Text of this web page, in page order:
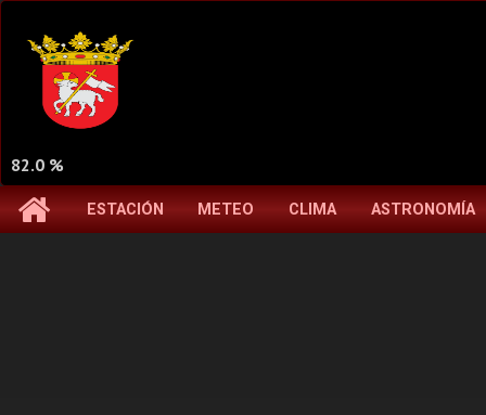
82.0 %
ESTACIÓN METEO CLIMA ASTRONOMÍA